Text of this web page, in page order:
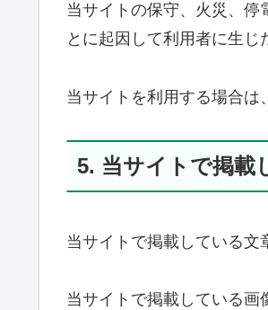
当サイトの保守、火災、停
とに起因して利用者に生じ
当サイトを利用する場合は
5. 当サイトで掲載
当サイトで掲載している文
当サイトで掲載している